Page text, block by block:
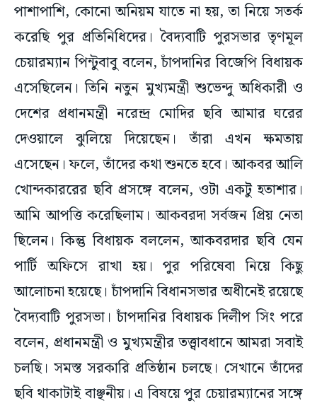
পাশাপাশি, কোনো অনিয়ম যাতে না হয়, তা নিয়ে সতর্ক
করেছি পুর প্রতিনিধিদের। বৈদ্যবাটি পুরসভার তৃণমূল
চেয়ারম্যান পিন্টুবাবু বলেন, চাঁপদানির বিজেপি বিধায়ক
এসেছিলেন। তিনি নতুন মুখ্যমন্ত্রী শুভেন্দু অধিকারী ও
দেশের প্রধানমন্ত্রী নরেন্দ্র মোদির ছবি আমার ঘরের
দেওয়ালে ঝুলিয়ে দিয়েছেন। তাঁরা এখন ক্ষমতায়
এসেছেন। ফলে, তাঁদের কথা শুনতে হবে। আকবর আলি
খোন্দকাররের ছবি প্রসঙ্গে বলেন, ওটা একটু হতাশার।
আমি আপত্তি করেছিলাম। আকবরদা সর্বজন প্রিয় নেতা
ছিলেন। কিন্তু বিধায়ক বললেন, আকবরদার ছবি যেন
পার্টি অফিসে রাখা হয়। পুর পরিষেবা নিয়ে কিছু
আলোচনা হয়েছে। চাঁপদানি বিধানসভার অধীনেই রয়েছে
বৈদ্যবাটি পুরসভা। চাঁপদানির বিধায়ক দিলীপ সিং পরে
বলেন, প্রধানমন্ত্রী ও মুখ্যমন্ত্রীর তত্ত্বাবধানে আমরা সবাই
চলছি। সমস্ত সরকারি প্রতিষ্ঠান চলছে। সেখানে তাঁদের
ছবি থাকাটাই বাঞ্ছনীয়। এ বিষয়ে পুর চেয়ারম্যানের সঙ্গে